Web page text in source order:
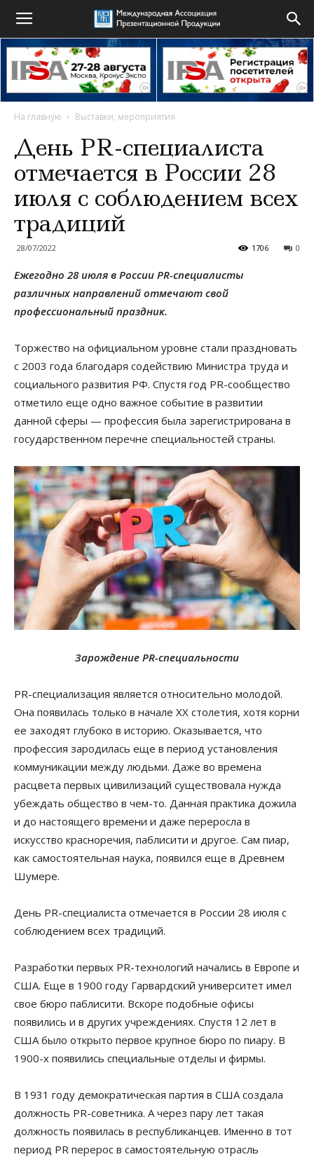
На главную Выставки, мероприятия
День PR-специалиста
отмечается в России 28
июля с соблюдением всех
традиций
28/07/2022 0
1706
Ежегодно 28 июля в России PR-специалисты
различных направлений отмечают свой
профессиональный праздник.
Торжество на официальном уровне стали праздновать
с 2003 года благодаря содействию Министра труда и
социального развития РФ. Спустя год PR-сообщество
отметило еще одно важное событие в развитии
данной сферы — профессия была зарегистрирована в
государственном перечне специальностей страны.
Зарождение PR-специальности
PR-специализация является относительно молодой.
Она появилась только в начале ХХ столетия, хотя корни
ее заходят глубоко в историю. Оказывается, что
профессия зародилась еще в период установления
коммуникации между людьми. Даже во времена
расцвета первых цивилизаций существовала нужда
убеждать общество в чем-то. Данная практика дожила
и до настоящего времени и даже переросла в
искусство красноречия, паблисити и другое. Сам пиар,
как самостоятельная наука, появился еще в Древнем
Шумере.
День PR-специалиста отмечается в России 28 июля с
соблюдением всех традиций.
Разработки первых PR-технологий начались в Европе и
США. Еще в 1900 году Гарвардский университет имел
свое бюро паблисити. Вскоре подобные офисы
появились и в других учреждениях. Спустя 12 лет в
США было открыто первое крупное бюро по пиару. В
1900-х появились специальные отделы и фирмы.
В 1931 году демократическая партия в США создала
должность PR-советника. А через пару лет такая
должность появилась в республиканцев. Именно в тот
период PR перерос в самостоятельную отрасль